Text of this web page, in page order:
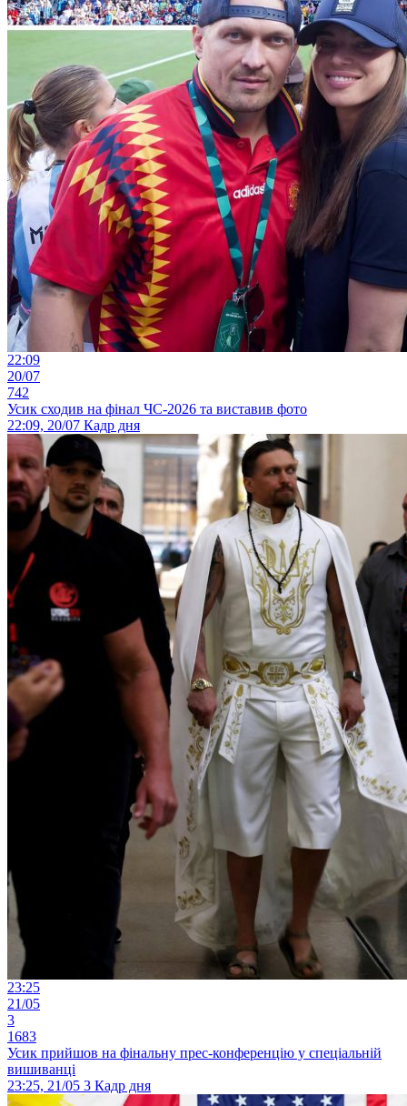
22:09
20/07
742
Усик сходив на фінал ЧС-2026 та виставив фото
22:09, 20/07 Кадр дня
23:25
21/05
3
1683
Усик прийшов на фінальну прес-конференцію у спеціальній
вишиванці
23:25, 21/05 3 Кадр дня